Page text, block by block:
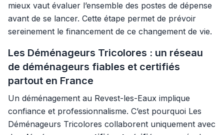
mieux vaut évaluer l’ensemble des postes de dépense
avant de se lancer. Cette étape permet de prévoir
sereinement le financement de ce changement de vie.
Les Déménageurs Tricolores : un réseau
de déménageurs fiables et certifiés
partout en France
Un déménagement au Revest-les-Eaux implique
confiance et professionnalisme. C’est pourquoi Les
Déménageurs Tricolores collaborent uniquement avec